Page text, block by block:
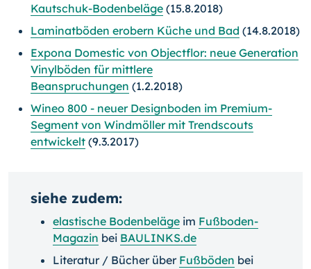
Kautschuk-Bodenbeläge (15.8.2018)
Laminatböden erobern Küche und Bad (14.8.2018)
Expona Domestic von Objectflor: neue Generation
Vinylböden für mittlere
Beanspruchungen (1.2.2018)
Wineo 800 - neuer Designboden im Premium-
Segment von Windmöller mit Trendscouts
entwickelt (9.3.2017)
siehe zudem:
elastische Bodenbeläge im Fußboden-
Magazin bei BAULINKS.de
Literatur / Bücher über Fußböden bei